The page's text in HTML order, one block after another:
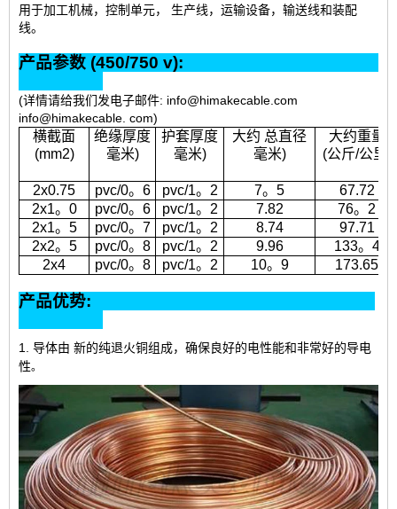
用于加工机械，控制单元， 生产线，运输设备，输送线和装配
线。
产品参数 (450/750 v):
(详情请给我们发电子邮件: info@himakecable.com
info@himakecable. com)
横截面
(mm2)
绝缘厚度
毫米)
护套厚度
毫米)
大约 总直径
毫米)
大约重量
(公斤/公里)
2x0.75 pvc/0。6 pvc/1。2 7。5
67.72
2x1。0
pvc/0。6 pvc/1。2 7.82
76。2
2x1。5
pvc/0。7 pvc/1。2 8.74
97.71
2x2。5
pvc/0。8 pvc/1。2 9.96
133。4
2x4
pvc/0。8 pvc/1。2 10。9 173.65
产品优势:
1. 导体由 新的纯退火铜组成，确保良好的电性能和非常好的导电
性。